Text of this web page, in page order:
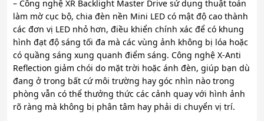
– Công nghệ XR Backlight Master Drive sử dụng thuật toán
làm mờ cục bộ, chia đèn nền Mini LED có mật độ cao thành
các đơn vị LED nhỏ hơn, điều khiển chính xác để có khung
hình đạt độ sáng tối đa mà các vùng ảnh không bị lóa hoặc
có quầng sáng xung quanh điểm sáng. Công nghệ X-Anti
Reflection giảm chói do mặt trời hoặc ánh đèn, giúp bạn dù
đang ở trong bất cứ môi trường hay góc nhìn nào trong
phòng vẫn có thể thưởng thức các cảnh quay với hình ảnh
rõ ràng mà không bị phân tâm hay phải di chuyển vị trí.